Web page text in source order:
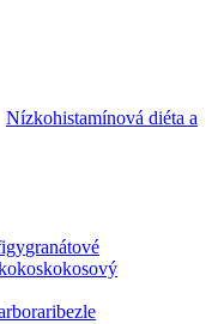
Nízkohistamínová diéta a
granátové
kokosový
ribezle